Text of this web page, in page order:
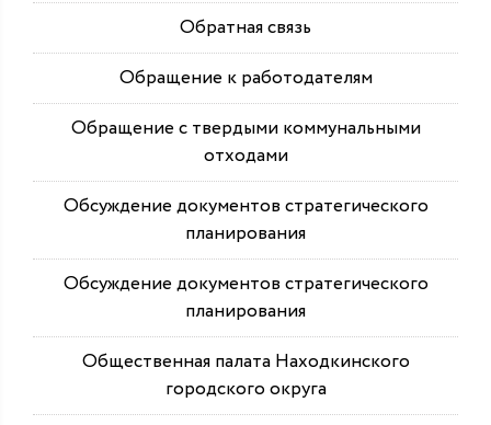
Обратная связь
Обращение к работодателям
Обращение с твердыми коммунальными
отходами
Обсуждение документов стратегического
планирования
Обсуждение документов стратегического
планирования
Общественная палата Находкинского
городского округа